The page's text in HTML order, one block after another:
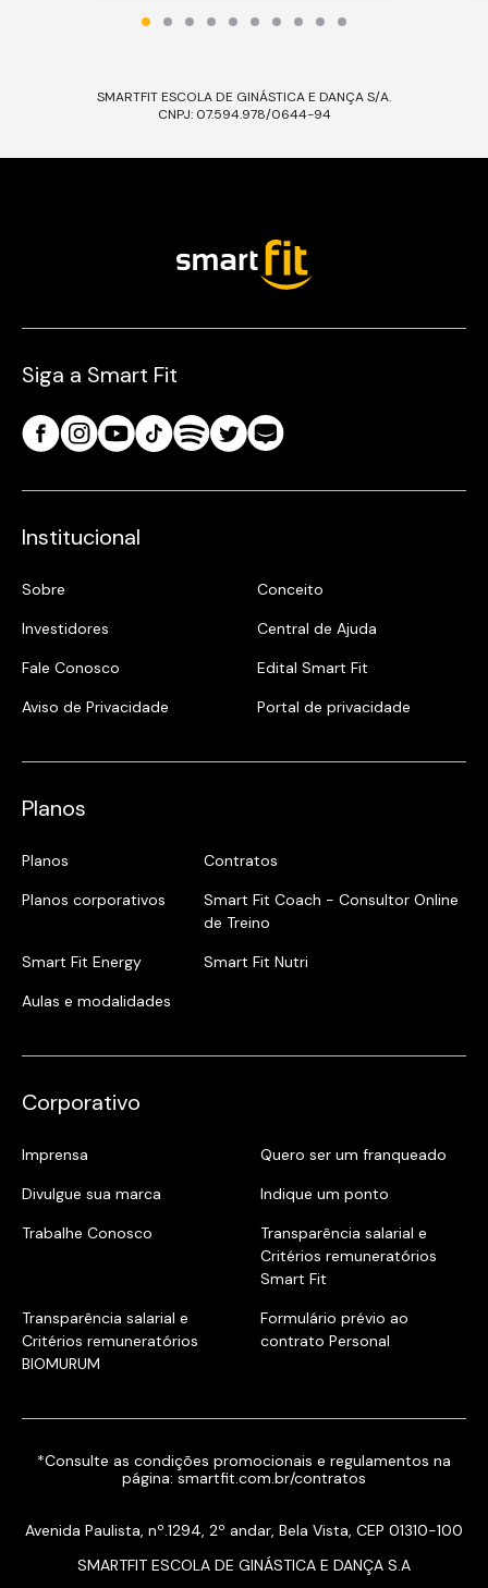
SMARTFIT ESCOLA DE GINÁSTICA E DANÇA S/A.
CNPJ: 07.594.978/0644-94
Siga a Smart Fit
Institucional
Sobre
Conceito
Investidores
Central de Ajuda
Fale Conosco
Edital Smart Fit
Aviso de Privacidade
Portal de privacidade
Planos
Planos
Contratos
Planos corporativos
Smart Fit Coach - Consultor Online
de Treino
Smart Fit Energy
Smart Fit Nutri
Aulas e modalidades
Corporativo
Imprensa
Quero ser um franqueado
Divulgue sua marca
Indique um ponto
Trabalhe Conosco
Transparência salarial e
Critérios remuneratórios
Smart Fit
Transparência salarial e
Critérios remuneratórios
BIOMURUM
Formulário prévio ao
contrato Personal
*Consulte as condições promocionais e regulamentos na
página: smartfit.com.br/contratos
Avenida Paulista, nº.1294, 2º andar, Bela Vista, CEP 01310-100
SMARTFIT ESCOLA DE GINÁSTICA E DANÇA S.A